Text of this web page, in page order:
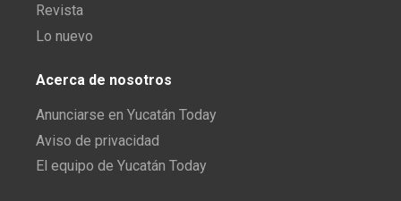
Revista
Lo nuevo
Acerca de nosotros
Anunciarse en Yucatán Today
Aviso de privacidad
El equipo de Yucatán Today